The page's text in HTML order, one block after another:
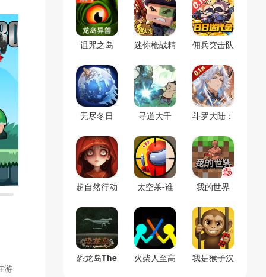
游
诅咒之岛
(辅助菜单)
迷你枪战精
英
佣兵突击队
(0.1折割草
免费版)
无尽冬日
(官服)
寻道大千
(官服)
斗罗大陆：
逆转时空
(0.1折)
超自然行动
组
太空杀-谁
是内鬼
我的世界
(官服)
恐龙岛The
火柴人至高
我是猴子汉